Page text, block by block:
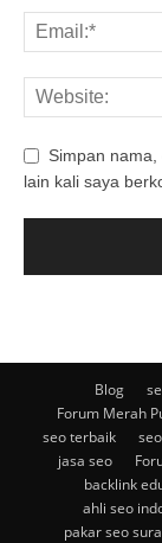
Simpan
lain kali saya
Blog
Forum Merah
seo terbaik
jasa seo
backlink
ahli seo
pakar seo